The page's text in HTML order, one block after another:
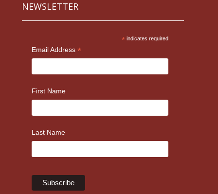
NEWSLETTER
* indicates required
Email Address *
First Name
Last Name